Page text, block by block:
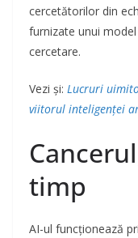
cercetătorilor din
furnizate unui
cercetare.
Vezi și: Lucruri
viitorul inteligenței
timp
AI-ul funcționează